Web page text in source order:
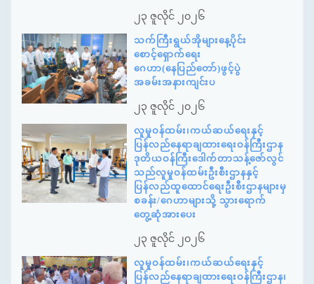
၂၃ ဇူလိုင် ၂၀၂၆
သက်ကြီးရွယ်အိုများနေ့ပိုင်း
စောင့်ရှောက်ရေး
ဂေဟာ(နေပြည်တော်)ဖွင့်ပွဲ
အခမ်းအနားကျင်းပ
၂၃ ဇူလိုင် ၂၀၂၆
လူမှုဝန်ထမ်း၊ကယ်ဆယ်ရေးနှင့်
ပြန်လည်နေရာချထားရေးဝန်ကြီးဌာန
ဒုတိယဝန်ကြီးဒေါက်တာသန့်ဇော်လွင်
သည်လူမှုဝန်ထမ်းဦးစီးဌာနနှင့်
ပြန်လည်ထူထောင်ရေးဦးစီးဌာနများမှ
စခန်း/ဂေဟာများသို့ သွားရောက်
တွေ့ဆုံအားပေး
၂၃ ဇူလိုင် ၂၀၂၆
လူမှုဝန်ထမ်း၊ကယ်ဆယ်ရေးနှင့်
ပြန်လည်နေရာချထားရေးဝန်ကြီးဌာန၊